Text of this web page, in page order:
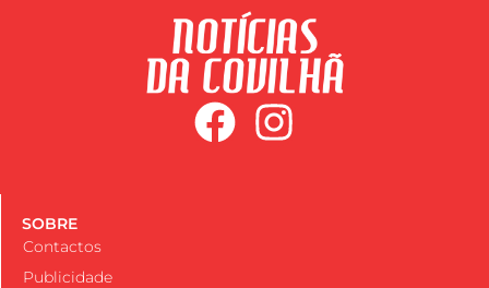
SOBRE
Contactos
Publicidade